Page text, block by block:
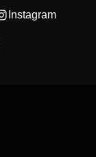
Instagram